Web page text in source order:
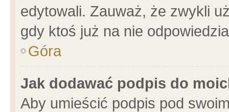
edytowali. Zauważ, że zwykli
gdy ktoś już na nie
Góra
Jak dodawać podpis do
Aby umieścić podpis pod